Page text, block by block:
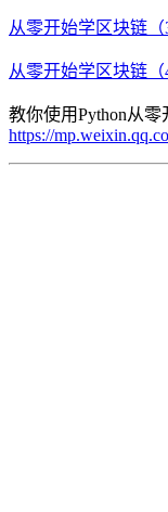
从零开始学区块链
从零开始学区块链
教你使用Python从零
https://